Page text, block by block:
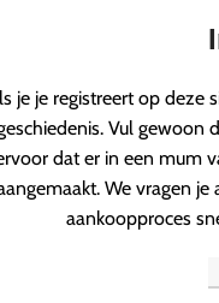
je je registreert op deze
Vul gewoon
dat er in een mum
We vragen
aankoopproces